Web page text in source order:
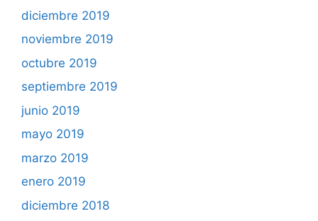
diciembre 2019
noviembre 2019
octubre 2019
septiembre 2019
junio 2019
mayo 2019
marzo 2019
enero 2019
diciembre 2018